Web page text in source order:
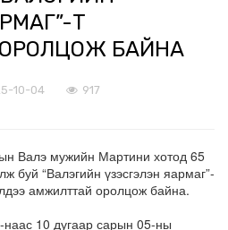
Т
БАЙНА
10-04 917
Валэ мужийн Мартини хотод 65
буй “Валэгийн үзэсгэлэн яармаг”-
амжилттай оролцож байна.
10 дугаар сарын 05-ны